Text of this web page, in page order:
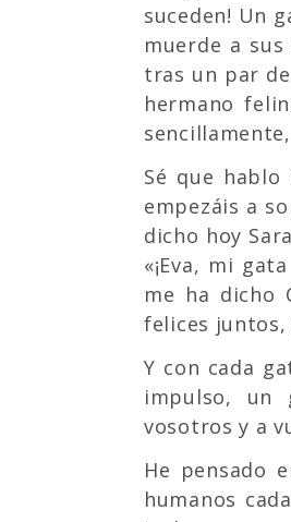
suceden! Un
muerde a
tras un par
hermano
Sé que
empezáis a
dicho hoy
«¡Eva, mi
me ha dicho
felices juntos,
Y con cada
impulso, un
vosotros y a
He pensado
humanos